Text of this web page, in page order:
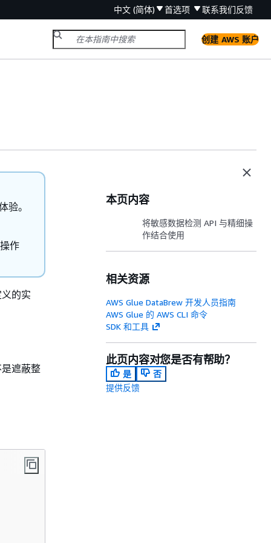
中文 (简体) 首选项 联系我们反馈
创建 AWS 账户
验。
作
的实
遮蔽整
本页内容
将敏感数据检测 API 与精细操
作结合使用
相关资源
AWS Glue DataBrew 开发人员指南
AWS Glue 的 AWS CLI 命令
SDK 和工具
此页内容对您是否有帮助？
是
否
提供反馈